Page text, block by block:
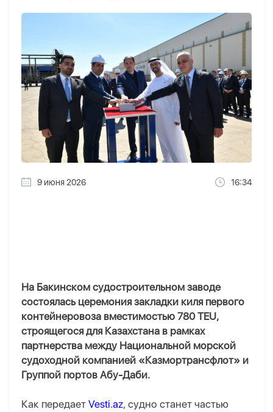
9 июня 2026 16:34
На Бакинском судостроительном заводе
состоялась церемония закладки киля первого
контейнеровоза вместимостью 780 TEU,
строящегося для Казахстана в рамках
партнерства между Национальной морской
судоходной компанией «Казмортрансфлот» и
Группой портов Абу-Даби.
Как передает Vesti.az, судно станет частью